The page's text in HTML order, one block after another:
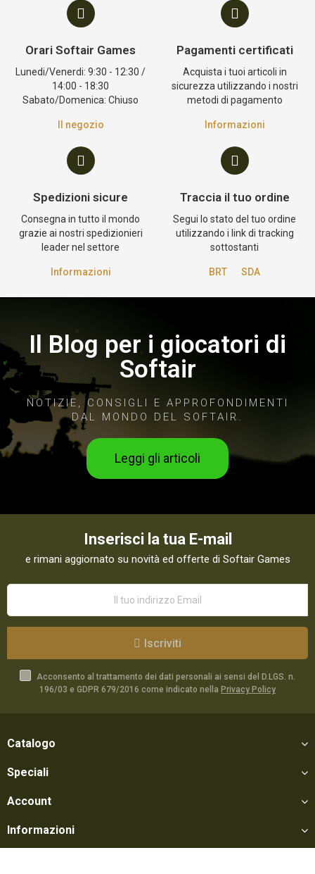
Orari Softair Games
Lunedi/Venerdi: 9:30 - 12:30 /
14:00 - 18:30
Sabato/Domenica: Chiuso
Il negozio
Pagamenti certificati
Acquista i tuoi articoli in
sicurezza utilizzando i nostri
metodi di pagamento
Informazioni
Spedizioni sicure
Consegna in tutto il mondo
grazie ai nostri spedizionieri
leader nel settore
Informazioni
Traccia il tuo ordine
Segui lo stato del tuo ordine
utilizzando i link di tracking
sottostanti
BRT SDA
Il Blog per i giocatori di
Softair
NOTIZIE, CONSIGLI E APPROFONDIMENTI
DAL MONDO DEL SOFTAIR.
Leggi gli articoli
Inserisci la tua E-mail
e rimani aggiornato su novità ed offerte di Softair Games
Iscriviti
Acconsento al trattamento dei dati personali ai sensi del D.LGS. n.
196/03 e GDPR 679/2016 come indicato nella Privacy Policy
Catalogo
Speciali
Account
Informazioni